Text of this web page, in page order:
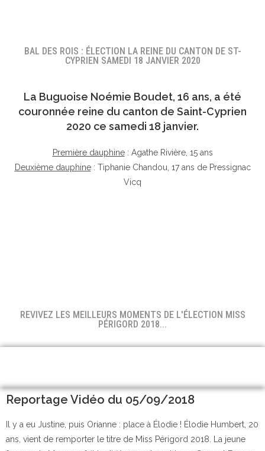
BAL DES ROIS : ÉLECTION LA REINE DU CANTON DE ST-
CYPRIEN SAMEDI 18 JANVIER 2020
La Buguoise Noémie Boudet, 16 ans, a été
couronnée reine du canton de Saint-Cyprien
2020 ce samedi 18 janvier.
Première dauphine: Agathe Rivière, 15 ans
Deuxième dauphine: Tiphanie Chandou, 17 ans de Pressignac
Vicq
REVIVEZ LES MEILLEURS MOMENTS DE L'ÉLECTION MISS
PÉRIGORD 2018...
Reportage Vidéo du 05/09/2018
Il y a eu Justine, puis Orianne : place à Élodie ! Élodie Humbert, 20
ans, vient de remporter le titre de Miss Périgord 2018. La jeune